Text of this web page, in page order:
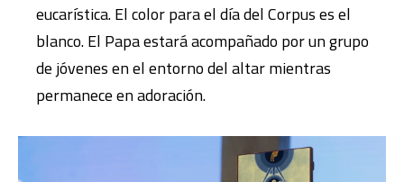
eucarística. El color para el día del Corpus es el
blanco. El Papa estará acompañado por un grupo
de jóvenes en el entorno del altar mientras
permanece en adoración.